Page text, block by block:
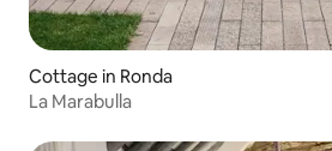
Cottage in Ronda
La Marabulla